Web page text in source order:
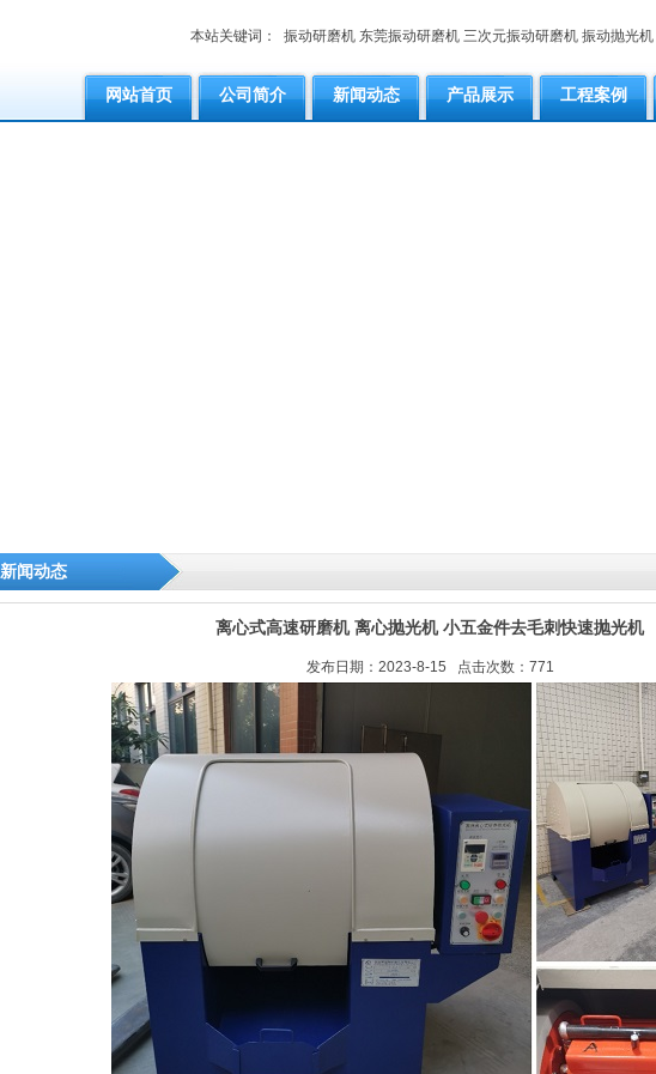
本站关键词： 振动研磨机 东莞振动研磨机 三次元振动研磨机 振动抛光机
网站首页 公司简介 新闻动态 产品展示 工程案例
新闻动态
离心式高速研磨机 离心抛光机 小五金件去毛刺快速抛光机
发布日期：2023-8-15 点击次数：771